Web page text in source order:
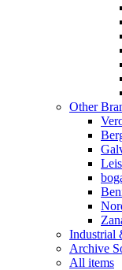
Other
Industrial
Archive
All items